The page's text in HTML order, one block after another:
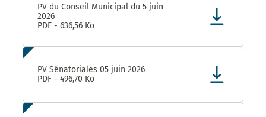
PV du Conseil Municipal du 5 juin
2026
PDF - 636,56 Ko
PV Sénatoriales 05 juin 2026
PDF - 496,70 Ko